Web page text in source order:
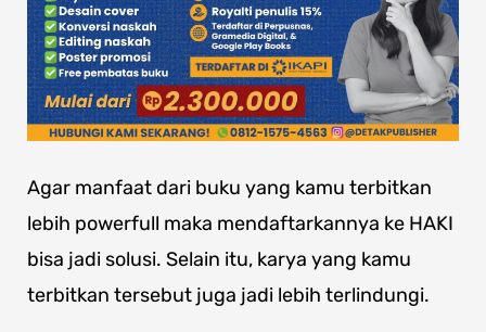
Agar manfaat dari buku yang kamu terbitkan
lebih powerfull maka mendaftarkannya ke HAKI
bisa jadi solusi. Selain itu, karya yang kamu
terbitkan tersebut juga jadi lebih terlindungi.